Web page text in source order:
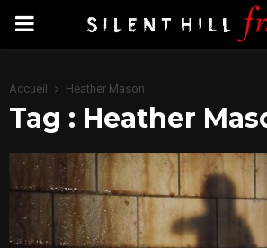
PRIMARY
Accueil Heather Mason
Tag : Heather